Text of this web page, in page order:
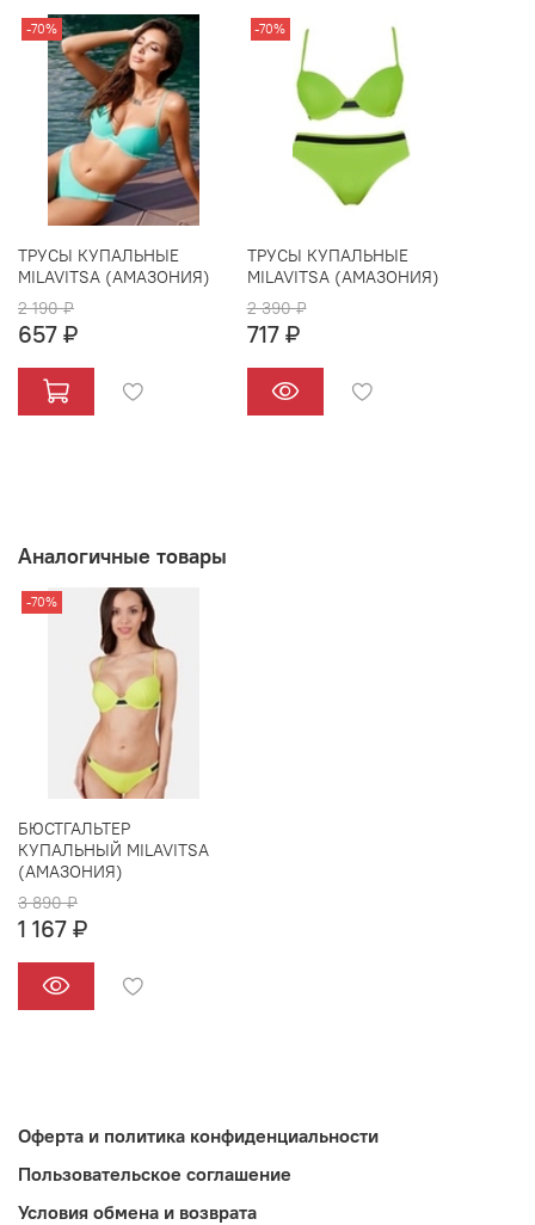
-70%
ТРУСЫ КУПАЛЬНЫЕ
MILAVITSA (АМАЗОНИЯ)
2 190 ₽
657 ₽
-70%
ТРУСЫ КУПАЛЬНЫЕ
MILAVITSA (АМАЗОНИЯ)
2 390 ₽
717 ₽
Аналогичные товары
-70%
БЮСТГАЛЬТЕР
КУПАЛЬНЫЙ MILAVITSA
(АМАЗОНИЯ)
3 890 ₽
1 167 ₽
Оферта и политика конфиденциальности
Пользовательское соглашение
Условия обмена и возврата